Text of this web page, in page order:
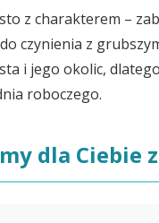
z charakterem –
czynienia z
i jego okolic,
roboczego.
dla Ciebie